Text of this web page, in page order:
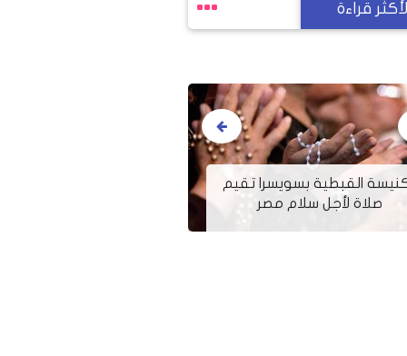
الأكثر قراءة
القبطية بسويسرا تقيم
صلاة لأجل سلام مصر